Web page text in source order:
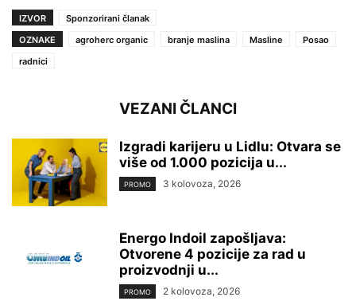
IZVOR
Sponzorirani članak
OZNAKE
agroherc organic branje maslina Masline
Posao
radnici
VEZANI ČLANCI
Izgradi karijeru u Lidlu: Otvara se
više od 1.000 pozicija u...
PROMO 3 kolovoza, 2026
Energo Indoil zapošljava:
Otvorene 4 pozicije za rad u
proizvodnji u...
PROMO 2 kolovoza, 2026